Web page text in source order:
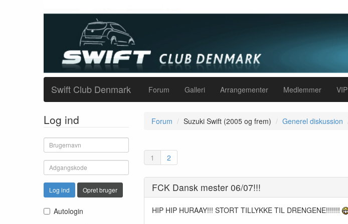
Swift Club Denmark Forum Galleri Arrangementer Medlemmer VIP
Forum Suzuki Swift (2005 og frem) Generel diskussion
1 2
FCK Dansk mester 06/07!!!
HIP HIP HURAAY!!! STORT TILLYKKE TIL DRENGENE!!!!!!!
Log ind
Log ind Opret bruger
Autologin